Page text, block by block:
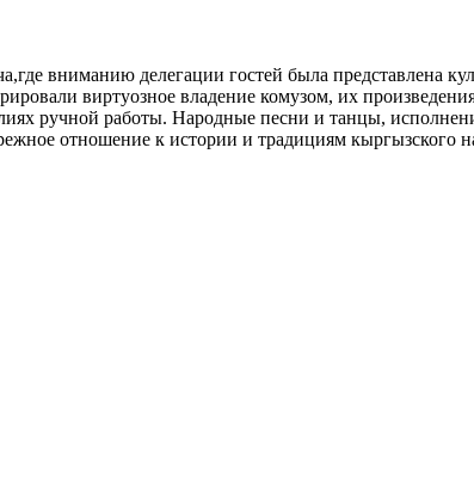
вниманию делегации гостей была представлена
виртуозное владение комузом, их
ручной работы. Народные песни и танцы,
отношение к истории и традициям кыргызского